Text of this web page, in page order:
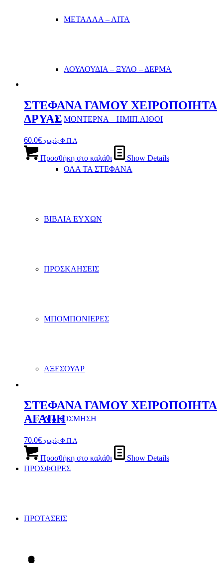
ΜΕΤΑΛΛΑ – ΛΙΤΑ
ΛΟΥΛΟΥΔΙΑ – ΞΥΛΟ – ΔΕΡΜΑ
ΜΟΝΤΕΡΝΑ – ΗΜΙΠ.ΛΙΘΟΙ
ΟΛΑ ΤΑ ΣΤΕΦΑΝΑ
ΒΙΒΛΙΑ ΕΥΧΩΝ
ΠΡΟΣΚΛΗΣΕΙΣ
ΜΠΟΜΠΟΝΙΕΡΕΣ
ΑΞΕΣΟΥΑΡ
ΔΙΑΚΟΣΜΗΣΗ
ΠΡΟΣΦΟΡΕΣ
ΠΡΟΤΑΣΕΙΣ
ΣΤΕΦΑΝΑ ΓΑΜΟΥ ΧΕΙΡΟΠΟΙΗΤΑ
ΔΡΥΑΣ
60.0€ χωρίς Φ.Π.Α
Προσθήκη στο καλάθι Show Details
ΣΤΕΦΑΝΑ ΓΑΜΟΥ ΧΕΙΡΟΠΟΙΗΤΑ
ΑΓΑΠΗ
70.0€ χωρίς Φ.Π.Α
Προσθήκη στο καλάθι Show Details